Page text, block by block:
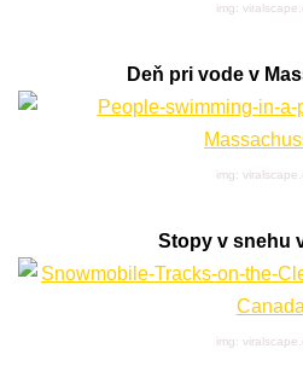
img:
Deň pri vode v
img:
Stopy v snehu
img: